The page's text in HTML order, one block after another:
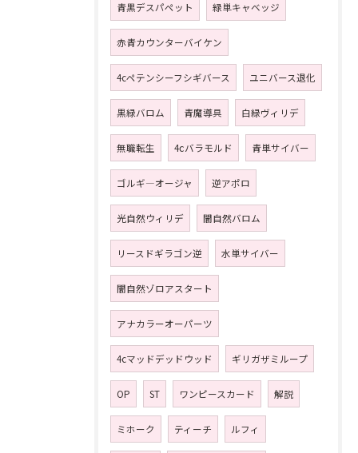
青黒デスパペット 緑単キャベッジ
赤青カウンターバイケン
4cペテンシーフシギバース ユニバース退化
黒緑バロム 青魔導具 白緑ヴィリデ
無職転生 4ⅽバラモルド 青単サイバー
ゴルギ―オージャ 逆アポロ
光自然ウィリデ 闇自然バロム
リースドギラゴン逆 水単サイバー
闇自然ゾロアスタート
アナカラーオーパーツ
4cマッドデッドウッド ギリガザミループ
OP ST ワンピースカード 解説
ミホーク ティーチ ルフィ